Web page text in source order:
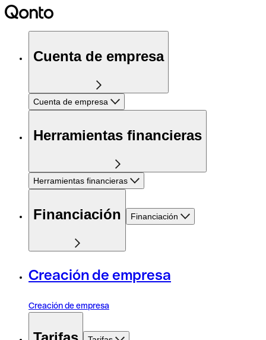
Cuenta de empresa
Cuenta de empresa
Herramientas financieras
Herramientas financieras
Financiación Financiación
Creación de empresa
Creación de empresa